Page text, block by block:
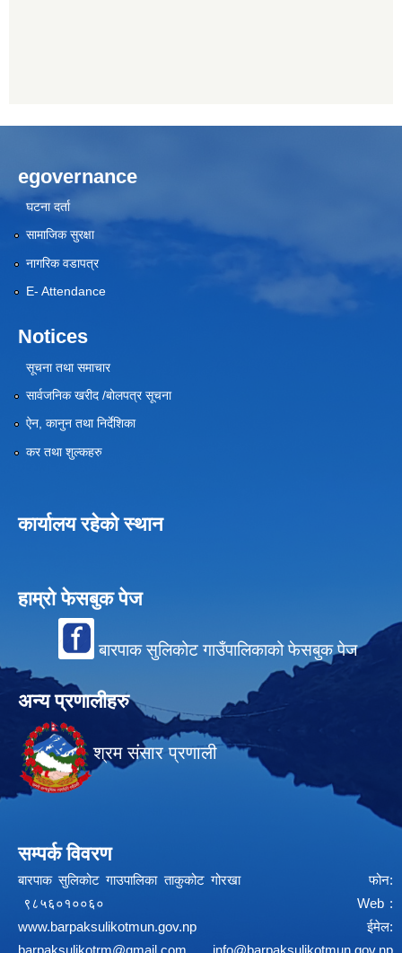
egovernance
घटना दर्ता
सामाजिक सुरक्षा
नागरिक वडापत्र
E- Attendance
Notices
सूचना तथा समाचार
सार्वजनिक खरीद /बोलपत्र सूचना
ऐन, कानुन तथा निर्देशिका
कर तथा शुल्कहरु
कार्यालय रहेको स्थान
हाम्रो फेसबुक पेज
बारपाक सुलिकोट गाउँपालिकाको फेसबुक पेज
अन्य प्रणालीहरु
श्रम संसार प्रणाली
सम्पर्क विवरण
बारपाक सुलिकोट गाउपालिका ताकुकोट गोरखा फोन:
९८५६०१००६० Web :
www.barpaksulikotmun.gov.np
ईमेल:
barpaksulikotrm@gmail.com
info@barpaksulikotmun.gov.np